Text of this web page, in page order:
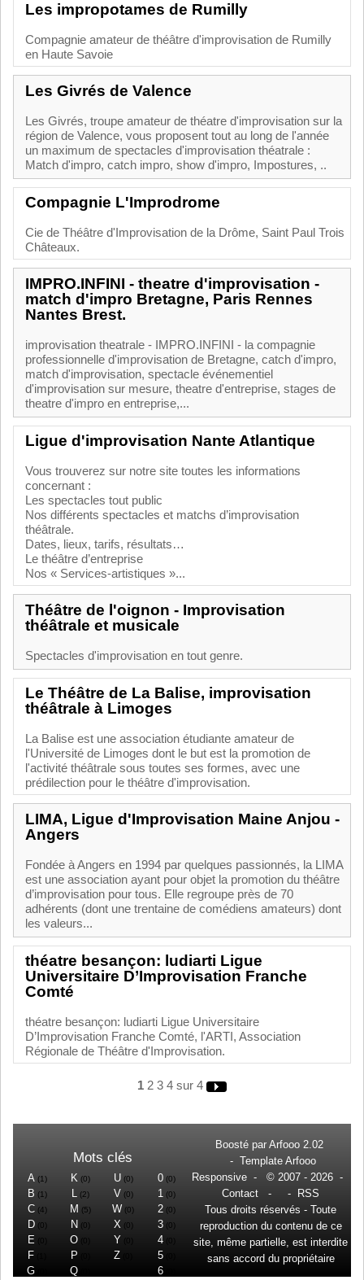
Les impropotames de Rumilly
Compagnie amateur de théâtre d'improvisation de Rumilly
en Haute Savoie
Les Givrés de Valence
Les Givrés, troupe amateur de théatre d'improvisation sur la
région de Valence, vous proposent tout au long de l'année
un maximum de spectacles d'improvisation théatrale :
Match d'impro, catch impro, show d'impro, Impostures, ..
Compagnie L'Improdrome
Cie de Théâtre d'Improvisation de la Drôme, Saint Paul Trois
Châteaux.
IMPRO.INFINI - theatre d'improvisation -
match d'impro Bretagne, Paris Rennes
Nantes Brest.
improvisation theatrale - IMPRO.INFINI - la compagnie
professionnelle d'improvisation de Bretagne, catch d'impro,
match d'improvisation, spectacle événementiel
d'improvisation sur mesure, theatre d'entreprise, stages de
theatre d'impro en entreprise,...
Ligue d'improvisation Nante Atlantique
Vous trouverez sur notre site toutes les informations
concernant :
Les spectacles tout public
Nos différents spectacles et matchs d’improvisation
théâtrale.
Dates, lieux, tarifs, résultats…
Le théâtre d’entreprise
Nos « Services-artistiques »...
Théâtre de l'oignon - Improvisation
théâtrale et musicale
Spectacles d'improvisation en tout genre.
Le Théâtre de La Balise, improvisation
théâtrale à Limoges
La Balise est une association étudiante amateur de
l'Université de Limoges dont le but est la promotion de
l'activité théâtrale sous toutes ses formes, avec une
prédilection pour le théâtre d'improvisation.
LIMA, Ligue d'Improvisation Maine Anjou -
Angers
Fondée à Angers en 1994 par quelques passionnés, la LIMA
est une association ayant pour objet la promotion du théâtre
d’improvisation pour tous. Elle regroupe près de 70
adhérents (dont une trentaine de comédiens amateurs) dont
les valeurs...
théatre besançon: ludiarti Ligue
Universitaire D’Improvisation Franche
Comté
théatre besançon: ludiarti Ligue Universitaire
D’Improvisation Franche Comté, l'ARTI, Association
Régionale de Théâtre d'Improvisation.
1 2 3 4 sur 4
Mots clés
A (1)
B (1)
C(4)
D(0)
E
F
G
K (0)
L (2)
M (5)
N (0)
O
P
Q
U(0)
V (0)
W (0)
X (0)
Y
Z
0(0)
1 (0)
2(0)
3(0)
4(0)
5(0)
6(0)
Boosté par Arfooo 2.02
- Template Arfooo
Responsive - © 2007 - 2026 -
Contact - -
RSS
Tous droits réservés - Toute
reproduction du contenu de ce
site, même partielle, est interdite
sans accord du propriétaire